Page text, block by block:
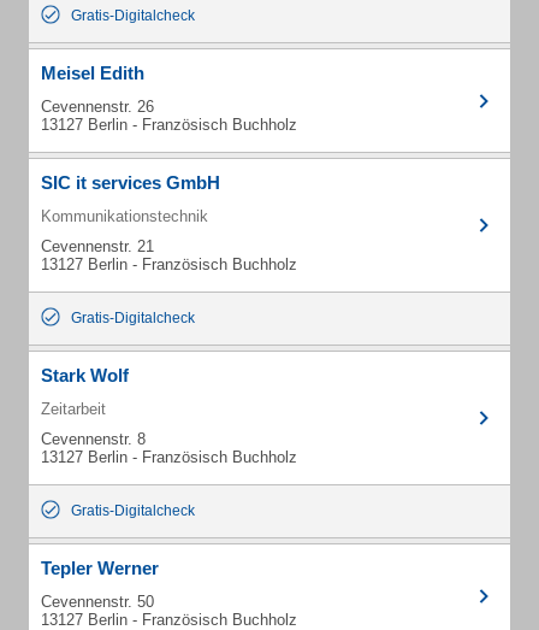
Gratis-Digitalcheck
Meisel Edith
Cevennenstr. 26
13127 Berlin - Französisch Buchholz
SIC it services GmbH
Kommunikationstechnik
Cevennenstr. 21
13127 Berlin - Französisch Buchholz
Gratis-Digitalcheck
Stark Wolf
Zeitarbeit
Cevennenstr. 8
13127 Berlin - Französisch Buchholz
Gratis-Digitalcheck
Tepler Werner
Cevennenstr. 50
13127 Berlin - Französisch Buchholz